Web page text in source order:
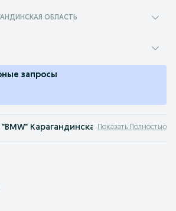
ОБЛАСТЬ
запросы
Карагандинская область
,5 серия,6 серия,7 серия,8 серия,Gran Turismo,
область. Автомобили б/у на
Показать Полностью